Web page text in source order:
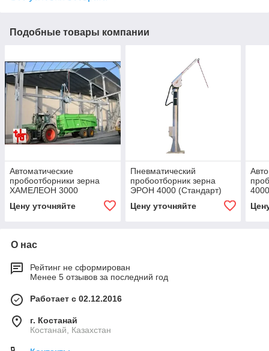
Подобные товары компании
Автоматические
пробоотборники зерна
ХАМЕЛЕОН 3000
Цену уточняйте
Пневматический
пробоотборник зерна
ЭРОН 4000 (Стандарт)
Цену уточняйте
О нас
Рейтинг не сформирован
Менее 5 отзывов за последний год
Работает с 02.12.2016
г. Костанай
Костанай, Казахстан